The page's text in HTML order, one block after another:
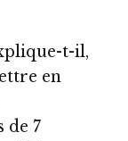
t-il,
en
de 7